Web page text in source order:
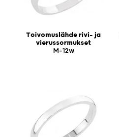
Toivomuslähde rivi- ja
vierussormukset
M-12w